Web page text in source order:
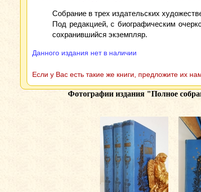
Собрание в трех издательских
Под редакцией, с биографическим
сохранившийся экземпляр.
Данного издания нет в наличии
Если у Вас есть такие же книги, предложите их
Фотографии издания "Полное